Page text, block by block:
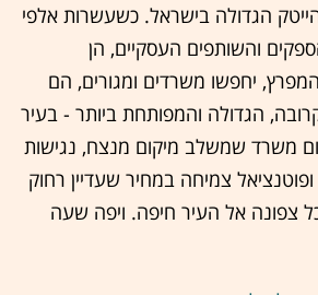
הגדולה בישראל. כשעשרות אלפי
והשותפים העסקיים, הן
יחפשו משרדים ומגורים, הם
הגדולה והמפותחת ביותר - בעיר
משרד שמשלב מיקום מנצח, נגישות
ופוטנציאל צמיחה במחיר שעדיין רחוק
צפונה אל העיר חיפה. ויפה שעה